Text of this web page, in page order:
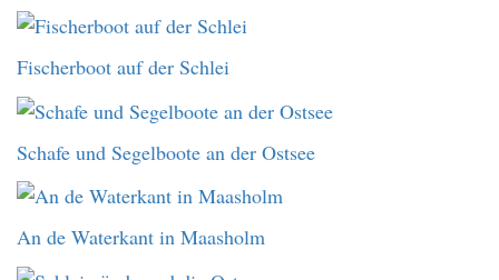
Fischerboot auf der Schlei
Schafe und Segelboote an der Ostsee
An de Waterkant in Maasholm